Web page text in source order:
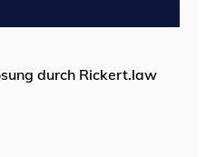
durch Rickert.law